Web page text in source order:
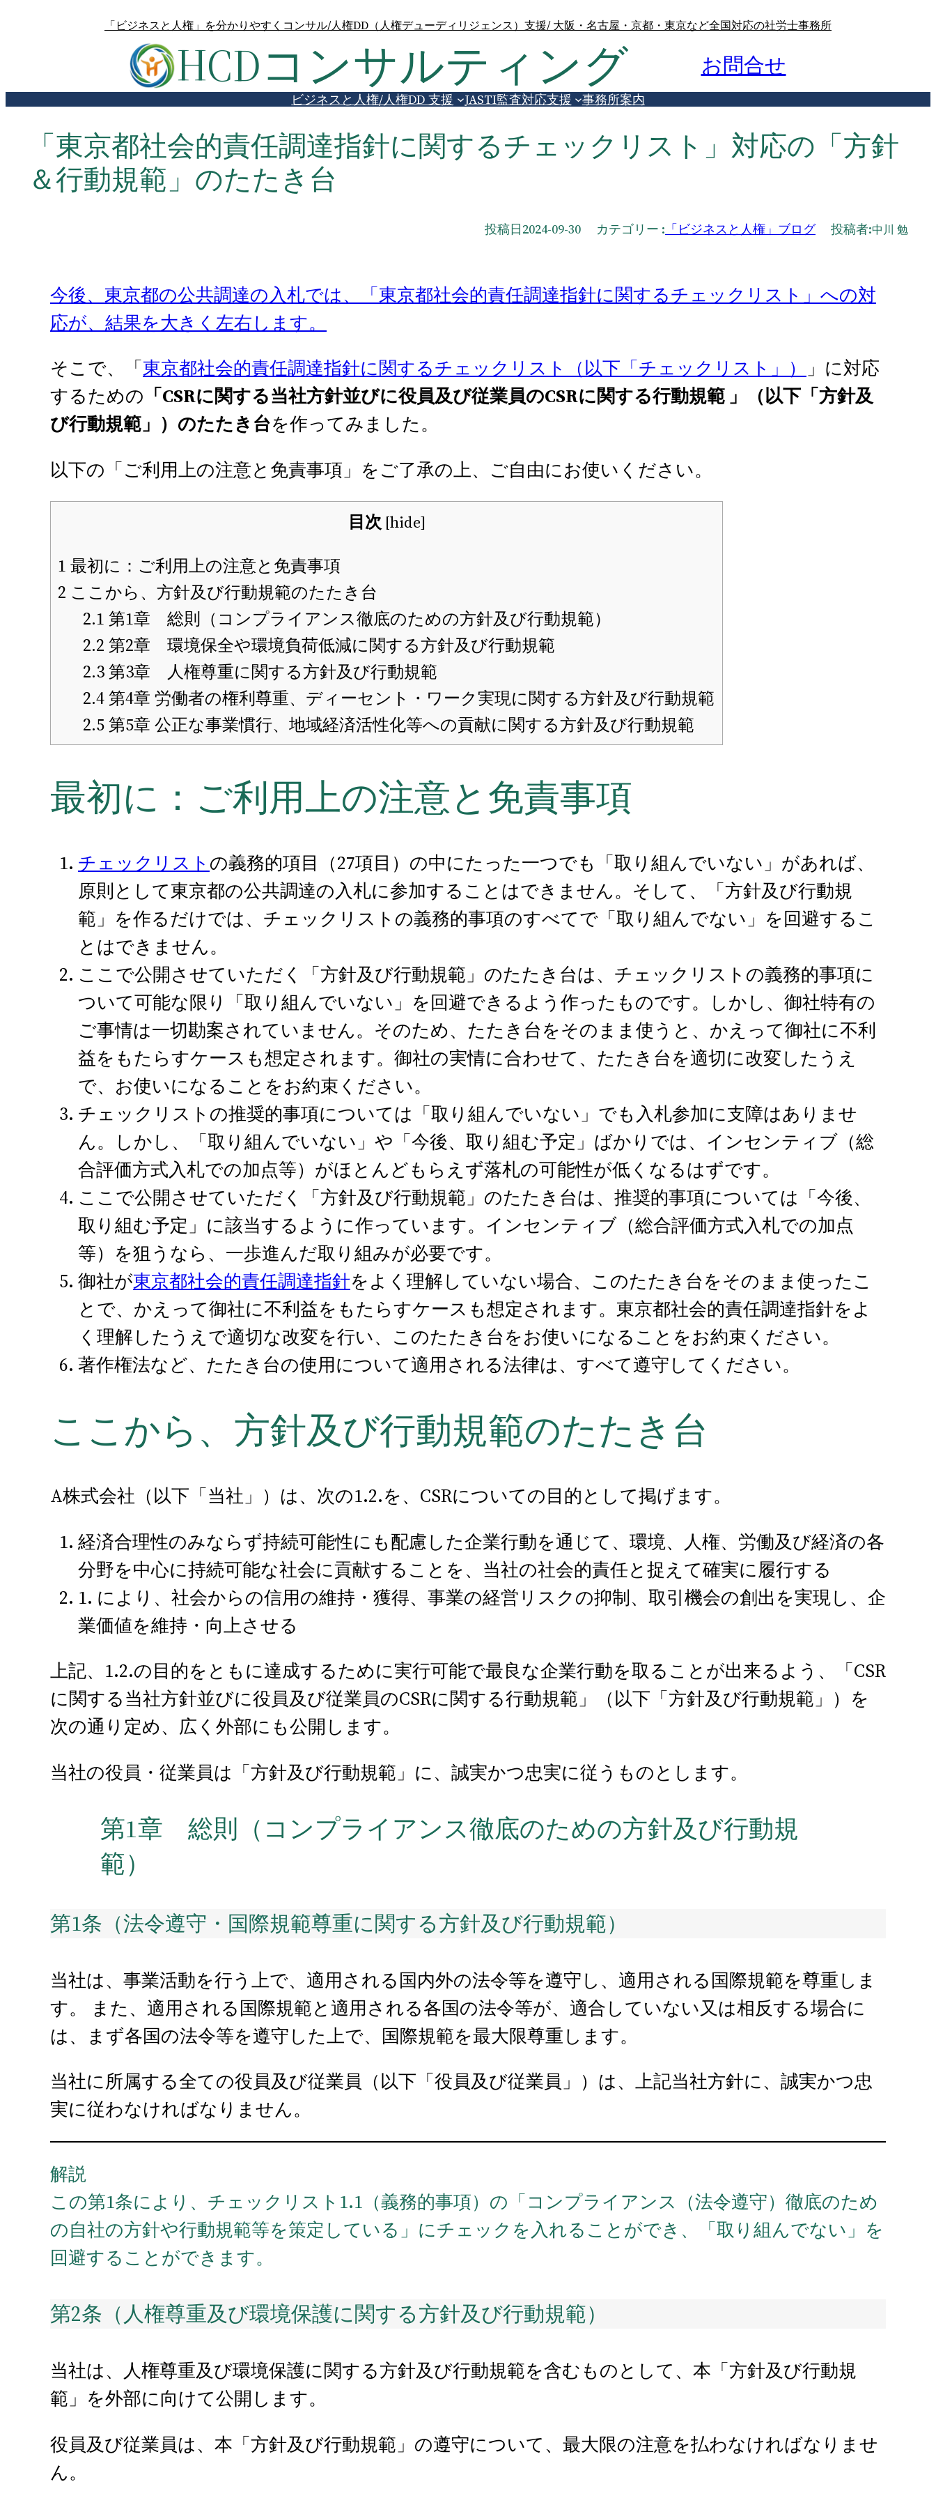
キ
ッ
「ビジネスと人権」を分かりやすくコンサル/人権DD（人権デューディリジェンス）支援/ 大阪・名古屋・京都・東京など全国対応の社労士事務所
HCDコンサルティング お問合せ
ビジネスと人権/人権DD 支援 JASTI監査対応支援 事務所案内
「東京都社会的責任調達指針に関するチェックリスト」対応の「方針
＆行動規範」のたたき台
投稿日2024-09-30 カテゴリー : 「ビジネスと人権」ブログ投稿者:中川 勉
今後、東京都の公共調達の入札では、「東京都社会的責任調達指針に関するチェックリスト」への対
応が、結果を大きく左右します。
そこで、「東京都社会的責任調達指針に関するチェックリスト（以下「チェックリスト」）
」に対応
するための 「CSRに関する当社方針並びに役員及び従業員のCSRに関する行動規範 」（以下「方針及
び行動規範」）のたたき台を作ってみました。
以下の「ご利用上の注意と免責事項」をご了承の上、ご自由にお使いください。
目次 [hide]
1 最初に：ご利用上の注意と免責事項
2 ここから、方針及び行動規範のたたき台
2.1 第1章 総則（コンプライアンス徹底のための方針及び行動規範）
2.2 第2章 環境保全や環境負荷低減に関する方針及び行動規範
2.3第3章 人権尊重に関する方針及び行動規範
2.4第4章 労働者の権利尊重、ディーセント・ワーク実現に関する方針及び行動規範
2.5第5章 公正な事業慣行、地域経済活性化等への貢献に関する方針及び行動規範
最初に：ご利用上の注意と免責事項
チェックリスト の義務的項目（27項目）の中にたった一つでも「取り組んでいない」があれば、
原則として東京都の公共調達の入札に参加することはできません。そして、「方針及び行動規
範」を作るだけでは、チェックリストの義務的事項のすべてで「取り組んでない」を回避するこ
とはできません。
ここで公開させていただく「方針及び行動規範」のたたき台は、チェックリストの義務的事項に
ついて可能な限り「取り組んでいない」を回避できるよう作ったものです。しかし、御社特有の
ご事情は一切勘案されていません。そのため、たたき台をそのまま使うと、かえって御社に不利
益をもたらすケースも想定されます。御社の実情に合わせて、たたき台を適切に改変したうえ
で、お使いになることをお約束ください。
チェックリストの推奨的事項については「取り組んでいない」でも入札参加に支障はありませ
ん。しかし、「取り組んでいない」や「今後、取り組む予定」ばかりでは、インセンティブ（総
合評価方式入札での加点等）がほとんどもらえず落札の可能性が低くなるはずです。
ここで公開させていただく「方針及び行動規範」のたたき台は、推奨的事項については「今後、
取り組む予定」に該当するように作っています。インセンティブ（総合評価方式入札での加点
等）を狙うなら、一歩進んだ取り組みが必要です。
御社が東京都社会的責任調達指針をよく理解していない場合、このたたき台をそのまま使ったこ
とで、かえって御社に不利益をもたらすケースも想定されます。東京都社会的責任調達指針をよ
く理解したうえで適切な改変を行い、このたたき台をお使いになることをお約束ください。
著作権法など、たたき台の使用について適用される法律は、すべて遵守してください。
ここから、方針及び行動規範のたたき台
A株式会社（以下「当社」）は、次の1.2.を、CSRについての目的として掲げます。
経済合理性のみならず持続可能性にも配慮した企業行動を通じて、環境、人権、労働及び経済の各
分野を中心に持続可能な社会に貢献することを、当社の社会的責任と捉えて確実に履行する
1. により、社会からの信用の維持・獲得、事業の経営リスクの抑制、取引機会の創出を実現し、企
業価値を維持・向上させる
上記、1.2.の目的をともに達成するために実行可能で最良な企業行動を取ることが出来るよう、「CSR
に関する当社方針並びに役員及び従業員のCSRに関する行動規範」（以下「方針及び行動規範」）を
次の通り定め、広く外部にも公開します。
当社の役員・従業員は「方針及び行動規範」に、誠実かつ忠実に従うものとします。
第1章 総則（コンプライアンス徹底のための方針及び行動規
範）
第1条（法令遵守・国際規範尊重に関する方針及び行動規範）
当社は、事業活動を行う上で、適用される国内外の法令等を遵守し、適用される国際規範を尊重しま
す。 また、適用される国際規範と適用される各国の法令等が、適合していない又は相反する場合に
は、まず各国の法令等を遵守した上で、国際規範を最大限尊重します。
当社に所属する全ての役員及び従業員（以下「役員及び従業員」）は、上記当社方針に、誠実かつ忠
実に従わなければなりません。
解説
この第1条により、チェックリスト1.1（義務的事項）の「コンプライアンス（法令遵守）徹底のため
の自社の方針や行動規範等を策定している」にチェックを入れることができ、「取り組んでない」を
回避することができます。
第2条（人権尊重及び環境保護に関する方針及び行動規範）
当社は、人権尊重及び環境保護に関する方針及び行動規範を含むものとして、本「方針及び行動規
範」を外部に向けて公開します。
役員及び従業員は、本「方針及び行動規範」の遵守について、最大限の注意を払わなければなりませ
ん。